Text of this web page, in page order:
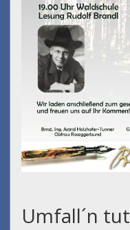
Umfall´n tut